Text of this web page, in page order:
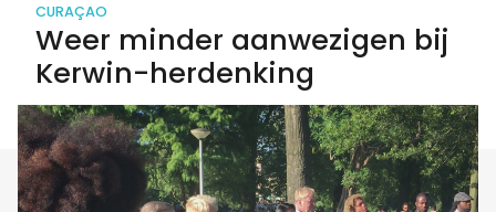
CURAÇAO
Weer minder aanwezigen bij
Kerwin-herdenking